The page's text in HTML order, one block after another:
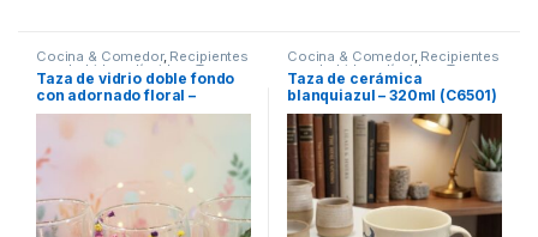
Cocina & Comedor, Recipientes
para bebidas y líquidos ,Tazas
Taza de vidrio doble fondo
con adornado floral –
200mL (52566)
Cocina & Comedor, Recipientes
para bebidas y líquidos Tazas
Taza de cerámica
blanquiazul – 320ml (C6501)